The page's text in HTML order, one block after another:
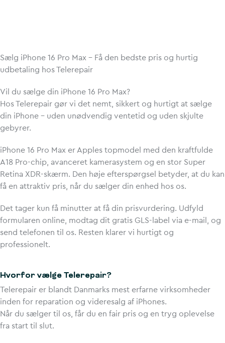
Sælg iPhone 16 Pro Max – Få den bedste pris og hurtig
udbetaling hos Telerepair
Vil du sælge din iPhone 16 Pro Max?
Hos Telerepair gør vi det nemt, sikkert og hurtigt at sælge
din iPhone – uden unødvendig ventetid og uden skjulte
gebyrer.
iPhone 16 Pro Max er Apples topmodel med den kraftfulde
A18 Pro-chip, avanceret kamerasystem og en stor Super
Retina XDR-skærm. Den høje efterspørgsel betyder, at du kan
få en attraktiv pris, når du sælger din enhed hos os.
Det tager kun få minutter at få din prisvurdering. Udfyld
formularen online, modtag dit gratis GLS-label via e-mail, og
send telefonen til os. Resten klarer vi hurtigt og
professionelt.
Hvorfor vælge Telerepair?
Telerepair er blandt Danmarks mest erfarne virksomheder
inden for reparation og videresalg af iPhones.
Når du sælger til os, får du en fair pris og en tryg oplevelse
fra start til slut.